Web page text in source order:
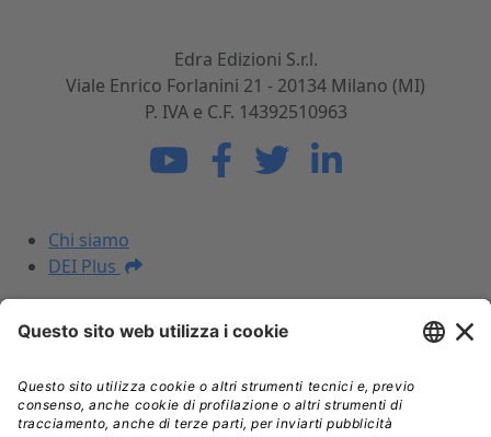
Edra Edizioni S.r.l.
Viale Enrico Forlanini 21 - 20134 Milano (MI)
P. IVA e C.F. 14392510963
Chi siamo
DEI Plus
I NOSTRI PRODOTTI
Prezzari
DEI Plus Premium